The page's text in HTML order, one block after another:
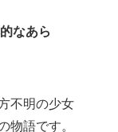
なあら
不明の少女
物語です。